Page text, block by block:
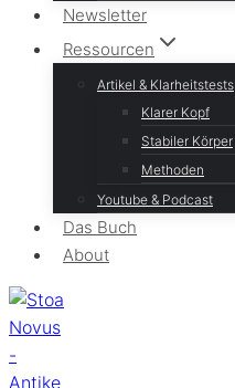
Newsletter
Ressourcen
Artikel & Klarheitstests
Klarer Kopf
Stabiler Körper
Methoden
Youtube & Podcast
Das Buch
About